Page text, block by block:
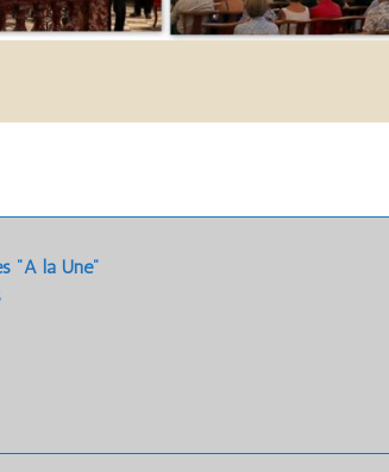
"A la Une"